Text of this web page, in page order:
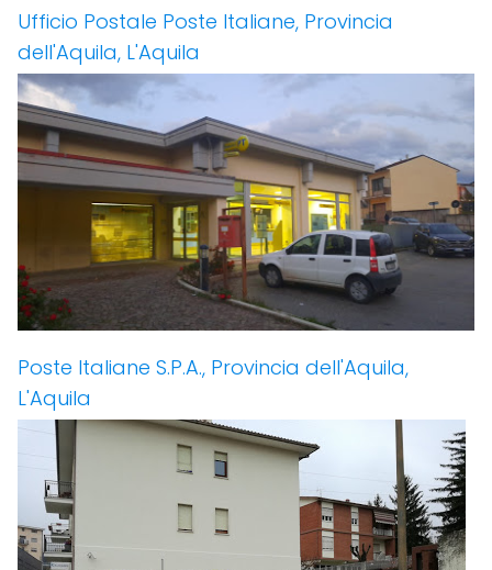
Ufficio Postale Poste Italiane, Provincia
dell'Aquila, L'Aquila
Poste Italiane S.P.A., Provincia dell'Aquila,
L'Aquila